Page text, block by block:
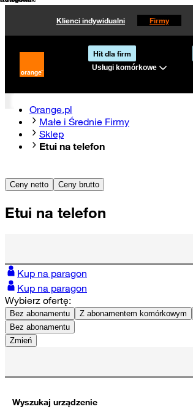
Klienci indywidualni Firmy
Strona główna Orange.pl
Hit dla firm
Usługi komórkowe
Orange.pl
Małe i Średnie Firmy
Sklep
Etui na telefon
Ceny netto Ceny brutto
Etui na telefon
Kategoria
Kup na paragon
Kup na paragon
Wybierz ofertę:
Bez abonamentu Z abonamentem komórkowym
Bez abonamentu
Zmień
Kategoria
Wyszukaj urządzenie
Sortowanie